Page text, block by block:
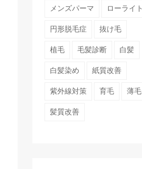
メンズパーマ
ローライト
円形脱毛症
抜け毛
植毛
毛髪診断
白髪
白髪染め
紙質改善
紫外線対策
育毛
薄毛
髪質改善